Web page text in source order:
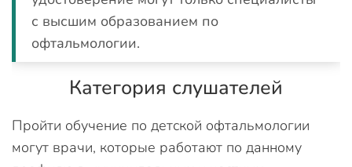
с высшим образованием по
офтальмологии.
Категория слушателей
Пройти обучение по детской офтальмологии
могут врачи, которые работают по данному